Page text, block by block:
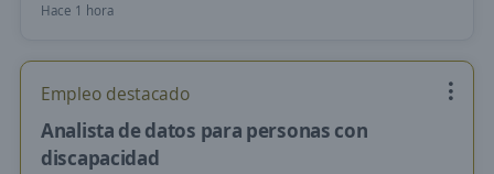
Hace 1 hora
Empleo destacado
Analista de datos para personas con
discapacidad